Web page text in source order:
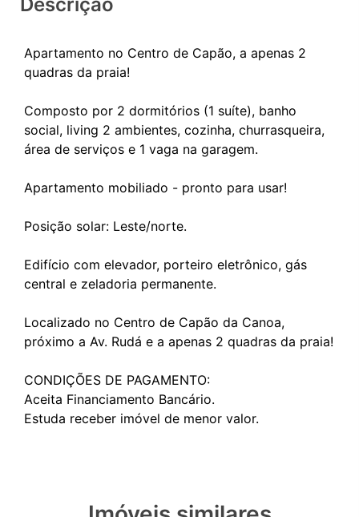
Apartamento no Centro de Capão, a apenas 2
quadras da praia!
Composto por 2 dormitórios (1 suíte), banho
social, living 2 ambientes, cozinha, churrasqueira,
área de serviços e 1 vaga na garagem.
Apartamento mobiliado - pronto para usar!
Posição solar: Leste/norte.
Edifício com elevador, porteiro eletrônico, gás
central e zeladoria permanente.
Localizado no Centro de Capão da Canoa,
próximo a Av. Rudá e a apenas 2 quadras da praia!
CONDIÇÕES DE PAGAMENTO:
Aceita Financiamento Bancário.